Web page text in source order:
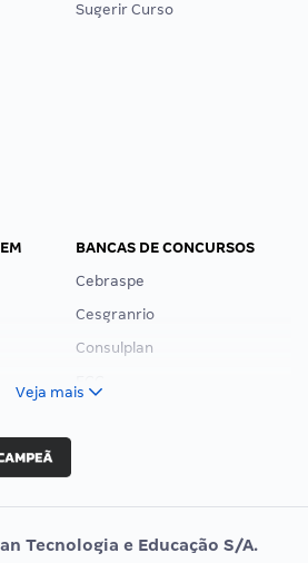
Sugerir Curso
BANCAS DE CONCURSOS
Cebraspe
Cesgranrio
Consulplan
Vunesp
Veja mais
Tecnologia e Educação S/A.